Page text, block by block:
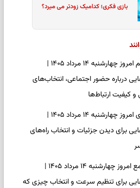
بازی فکری؛ کدامیک زودتر می میرد؟
فال اسم امروز چهارشنبه ۱۴ مرداد ۱۴۰۵ |
درباره حضور اجتماعی، انتخاب‌های
کیفیت ارتباط‌ها
فال چای امروز چهارشنبه ۱۴ مرداد ۱۴۰۵ |
برای دیدن جزئیات و انتخاب راه‌های
فال شمع امروز چهارشنبه ۱۴ مرداد ۱۴۰۵ |
برای تنظیم سرعت و انتخاب چیزی که